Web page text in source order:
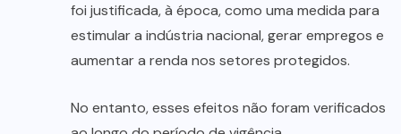
foi justificada, à época, como uma medida para
estimular a indústria nacional, gerar empregos e
aumentar a renda nos setores protegidos.
No entanto, esses efeitos não foram verificados